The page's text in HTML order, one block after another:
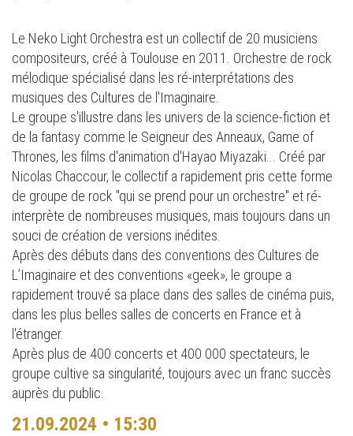
Le Neko Light Orchestra est un collectif de 20 musiciens
compositeurs, créé à Toulouse en 2011. Orchestre de rock
mélodique spécialisé dans les ré-interprétations des
musiques des Cultures de l'Imaginaire.
Le groupe s'illustre dans les univers de la science-fiction et
de la fantasy comme le Seigneur des Anneaux, Game of
Thrones, les films d'animation d'Hayao Miyazaki... Créé par
Nicolas Chaccour, le collectif a rapidement pris cette forme
de groupe de rock "qui se prend pour un orchestre" et ré-
interprète de nombreuses musiques, mais toujours dans un
souci de création de versions inédites.
Après des débuts dans des conventions des Cultures de
L’Imaginaire et des conventions «geek», le groupe a
rapidement trouvé sa place dans des salles de cinéma puis,
dans les plus belles salles de concerts en France et à
l'étranger.
Après plus de 400 concerts et 400 000 spectateurs, le
groupe cultive sa singularité, toujours avec un franc succès
auprès du public.
21.09.2024 • 15:30